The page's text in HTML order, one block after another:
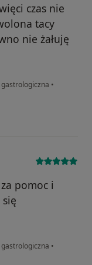
czas nie
tacy
nie żałuję
•
pomoc i
•